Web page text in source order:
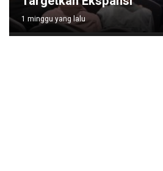
1 minggu yang lalu